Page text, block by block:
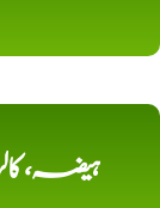
ہیضہ،